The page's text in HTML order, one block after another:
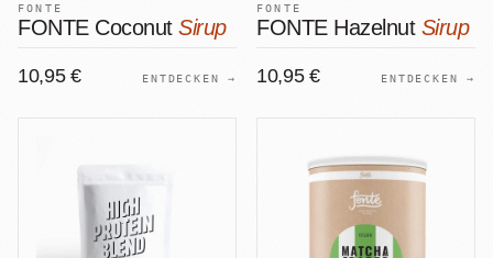
FONTE
FONTE Coconut Sirup
10,95 € ENTDECKEN →
FONTE
FONTE Hazelnut Sirup
10,95 € ENTDECKEN →